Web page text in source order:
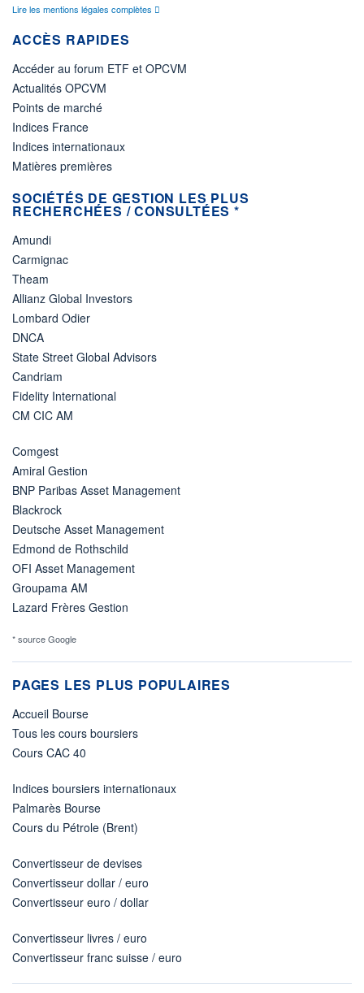
Lire les mentions légales complètes
ACCÈS RAPIDES
Accéder au forum ETF et OPCVM
Actualités OPCVM
Points de marché
Indices France
Indices internationaux
Matières premières
SOCIÉTÉS DE GESTION LES PLUS
RECHERCHÉES / CONSULTÉES *
Amundi
Carmignac
Theam
Allianz Global Investors
Lombard Odier
DNCA
State Street Global Advisors
Candriam
Fidelity International
CM CIC AM
Comgest
Amiral Gestion
BNP Paribas Asset Management
Blackrock
Deutsche Asset Management
Edmond de Rothschild
OFI Asset Management
Groupama AM
Lazard Frères Gestion
* source Google
PAGES LES PLUS POPULAIRES
Accueil Bourse
Tous les cours boursiers
Cours CAC 40
Indices boursiers internationaux
Palmarès Bourse
Cours du Pétrole (Brent)
Convertisseur de devises
Convertisseur dollar / euro
Convertisseur euro / dollar
Convertisseur livres / euro
Convertisseur franc suisse / euro